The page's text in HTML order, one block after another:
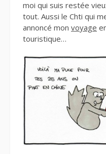
moi qui suis restée
tout. Aussi le Chti qui
annoncé mon voyage
touristique…